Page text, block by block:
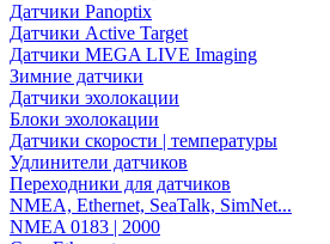
Датчики Panoptix
Датчики Active Target
Датчики MEGA LIVE Imaging
Зимние датчики
Датчики эхолокации
Блоки эхолокации
Датчики скорости | температуры
Удлинители датчиков
Переходники для датчиков
NMEA, Ethernet, SeaTalk, SimNet...
NMEA 0183 | 2000